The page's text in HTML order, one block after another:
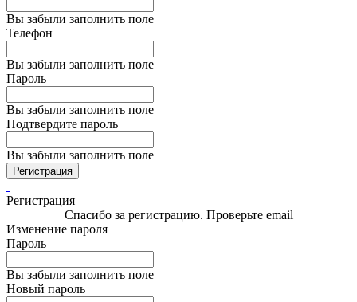
Вы забыли заполнить поле
Телефон
Вы забыли заполнить поле
Пароль
Вы забыли заполнить поле
Подтвердите пароль
Вы забыли заполнить поле
Регистрация
Регистрация
Спасибо за регистрацию. Проверьте email
Изменение пароля
Пароль
Вы забыли заполнить поле
Новый пароль